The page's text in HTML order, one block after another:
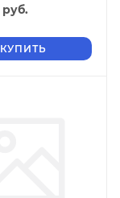
руб.
КУПИТЬ